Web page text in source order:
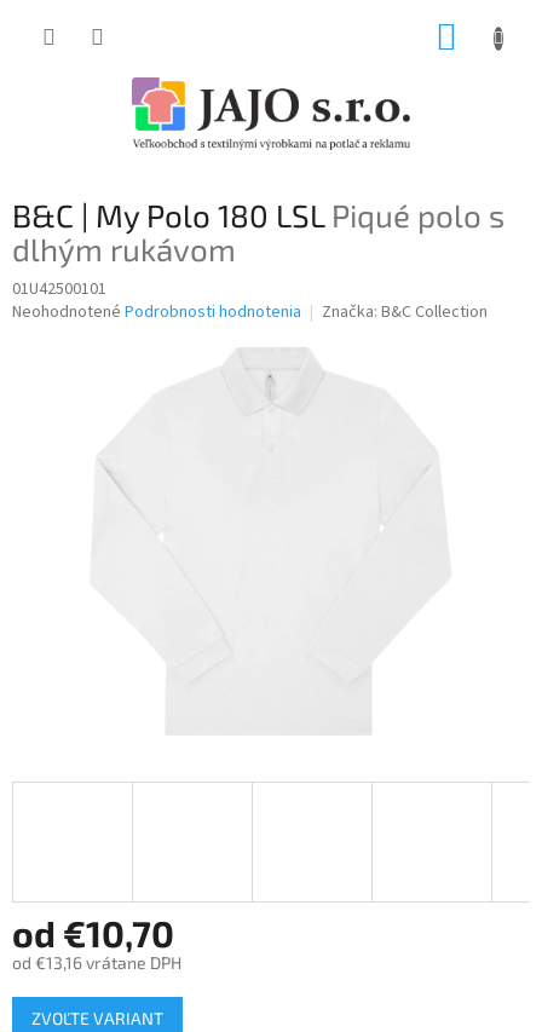
B&C | My Polo 180 LSL Piqué polo s
dlhým rukávom
01U42500101
Priemerné
Neohodnotené Podrobnosti hodnotenia Značka: B&C Collection
od €10,70
od €13,16vrátane DPH
Jednotková
cena:
ZVOĽTE VARIANT